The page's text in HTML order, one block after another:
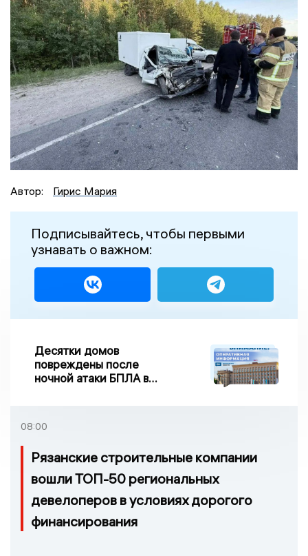
Автор: Гирис Мария
Подписывайтесь, чтобы первыми
узнавать о важном:
Десятки домов
повреждены после
ночной атаки БПЛА в
08:00
Рязанские строительные компании
вошли ТОП-50 региональных
девелоперов в условиях дорогого
финансирования